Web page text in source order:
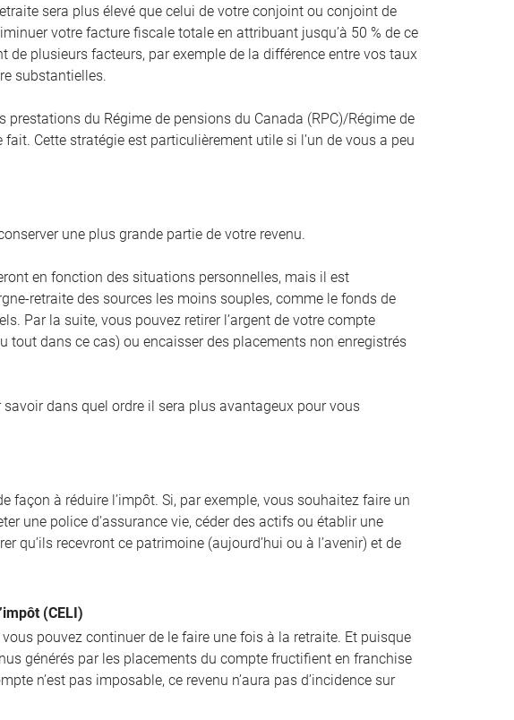
sera plus élevé que celui de votre conjoint ou conjoint de
votre facture fiscale totale en attribuant jusqu’à 50 % de ce
de plusieurs facteurs, par exemple de la différence entre vos taux
substantielles.
du Régime de pensions du Canada (RPC)/Régime de
Cette stratégie est particulièrement utile si l’un de vous a peu
une plus grande partie de votre revenu.
en fonction des situations personnelles, mais il est
retraite des sources les moins souples, comme le fonds de
Par la suite, vous pouvez retirer l’argent de votre compte
tout dans ce cas) ou encaisser des placements non enregistrés
dans quel ordre il sera plus avantageux pour vous
façon à réduire l’impôt. Si, par exemple, vous souhaitez faire un
une police d’assurance vie, céder des actifs ou établir une
qu’ils recevront ce patrimoine (aujourd’hui ou à l’avenir) et de
(CELI)
pouvez continuer de le faire une fois à la retraite. Et puisque
générés par les placements du compte fructifient en franchise
n’est pas imposable, ce revenu n’aura pas d’incidence sur